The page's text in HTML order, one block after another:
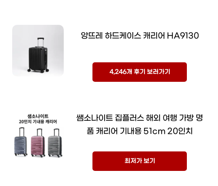
앙뜨레 하드케이스 캐리어 HA9130
4,246개 후기 보러가기
쌤소나이트 집플러스 해외 여행 가방 명
품 캐리어 기내용 51cm 20인치
최저가 보기